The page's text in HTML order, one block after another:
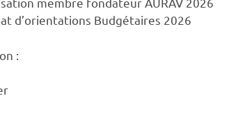
d’orientations Budgétaires 2026
: